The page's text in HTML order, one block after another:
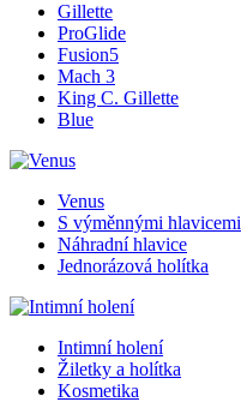
Gillette
ProGlide
Fusion5
Mach 3
King C. Gillette
Blue
Venus
S výměnnými hlavicemi
Náhradní hlavice
Jednorázová holítka
Intimní holení
Žiletky a holítka
Kosmetika